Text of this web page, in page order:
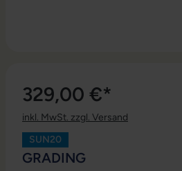
329,00 €*
inkl. MwSt. zzgl. Versand
SUN20
GRADING